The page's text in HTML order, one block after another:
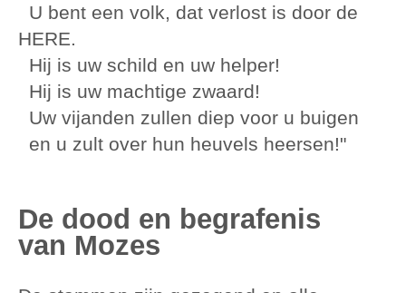
U bent een volk, dat verlost is door de
HERE.
Hij is uw schild en uw helper!
Hij is uw machtige zwaard!
Uw vijanden zullen diep voor u buigen
en u zult over hun heuvels heersen!"
De dood en begrafenis
van Mozes